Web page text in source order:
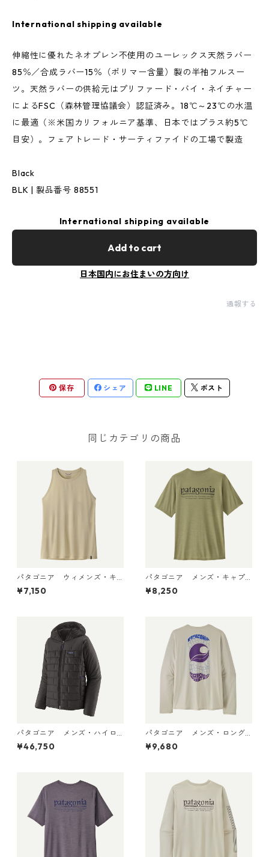
International shipping available
伸縮性に優れたネオプレン不使用のユーレックス天然ラバー
85％／合成ラバー15％（ポリマー含量）製の半袖フルスー
ツ。天然ラバーの供給元はプリファード・バイ・ネイチャー
によるFSC（森林管理協議会）認証済み。18℃～23℃の水温
に最適（※米国カリフォルニア基準、日本ではプラス約5℃
目安）。フェアトレード・サーティファイドの工場で製造
Black
BLK | 製品番号 88551
International shipping available
Add to cart
日本国内にお住まいの方向け
通報する
保存 シェア LINE ポスト
同じカテゴリの商品
パタゴニア ウィメンズ・キ
ャプリーン・クール・ウルト
ラ・タンク Pumice - Dyno W
¥7,150
パタゴニア メンズ・キャプ
リーン・クール・デイリー・
シャツ（ハット・トリッパ
04 日本正規品
¥8,250
パタゴニア メンズ・ハイロ
フト・ナノ・パフ・フーデ
¥46,750
パタゴニア メンズ・ロング
スリーブ・キャプリーン・ク
ール・デイリー・シャツ（パ
¥9,680